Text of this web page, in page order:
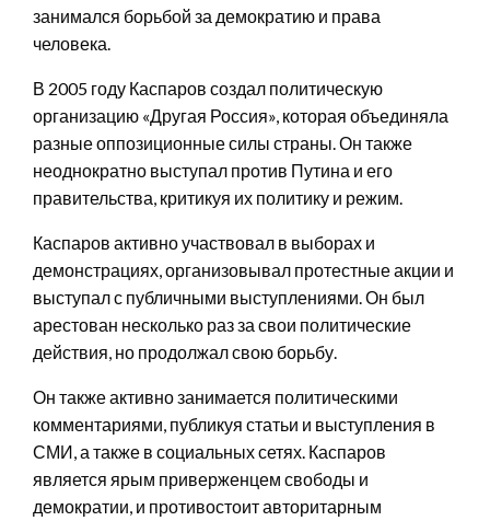
занимался борьбой за демократию и права
человека.
В 2005 году Каспаров создал политическую
организацию «Другая Россия», которая объединяла
разные оппозиционные силы страны. Он также
неоднократно выступал против Путина и его
правительства, критикуя их политику и режим.
Каспаров активно участвовал в выборах и
демонстрациях, организовывал протестные акции и
выступал с публичными выступлениями. Он был
арестован несколько раз за свои политические
действия, но продолжал свою борьбу.
Он также активно занимается политическими
комментариями, публикуя статьи и выступления в
СМИ, а также в социальных сетях. Каспаров
является ярым приверженцем свободы и
демократии, и противостоит авторитарным